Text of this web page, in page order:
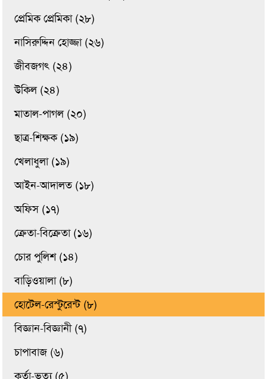
প্রেমিক প্রেমিকা (২৮)
নাসিরুদ্দিন হোজ্জা (২৬)
জীবজগৎ (২৪)
উকিল (২৪)
মাতাল-পাগল (২০)
ছাত্র-শিক্ষক (১৯)
খেলাধুলা (১৯)
আইন-আদালত (১৮)
অফিস (১৭)
ক্রেতা-বিক্রেতা (১৬)
চোর পুলিশ (১৪)
বাড়িওয়ালা (৮)
হোটেল-রেস্টুরেন্ট (৮)
বিজ্ঞান-বিজ্ঞানী (৭)
চাপাবাজ (৬)
কর্তা-ভৃত্য (৫)